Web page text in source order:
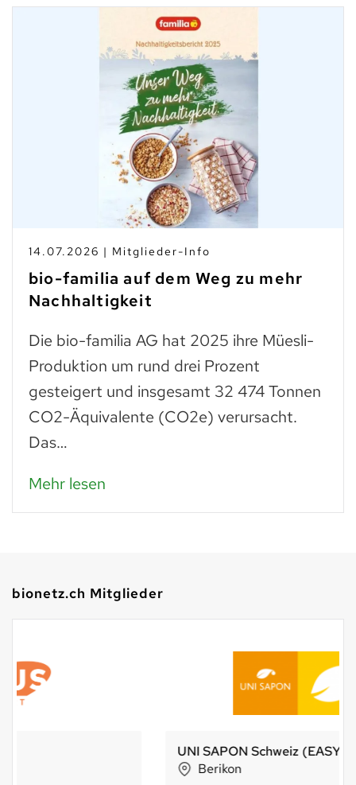
14.07.2026 | Mitglieder-Info
bio-familia auf dem Weg zu mehr
Nachhaltigkeit
Die bio-familia AG hat 2025 ihre Müesli-
Produktion um rund drei Prozent
gesteigert und insgesamt 32 474 Tonnen
CO2-Äquivalente (CO2e) verursacht.
Das…
Mehr lesen
bionetz.ch Mitglieder
UNI SAPON Schweiz (EASY CLEAN)